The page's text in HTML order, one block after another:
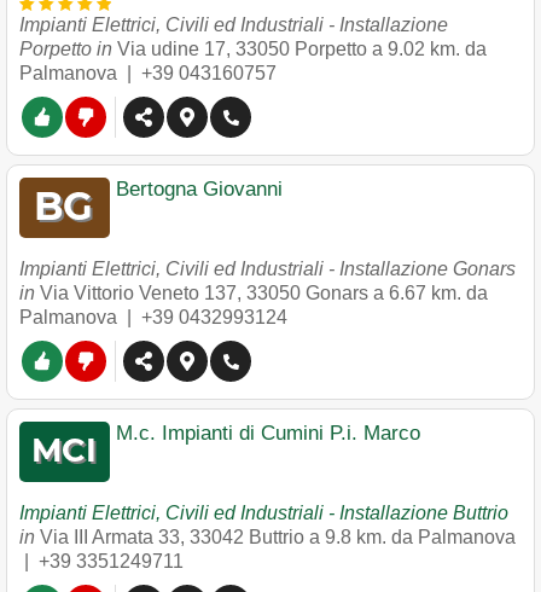
Impianti Elettrici, Civili ed Industriali - Installazione
Porpetto in Via udine 17, 33050 Porpetto a 9.02 km. da
Palmanova | +39 043160757
Bertogna Giovanni
Impianti Elettrici, Civili ed Industriali - Installazione Gonars
in Via Vittorio Veneto 137, 33050 Gonars a 6.67 km. da
Palmanova | +39 0432993124
M.c. Impianti di Cumini P.i. Marco
Impianti Elettrici, Civili ed Industriali - Installazione Buttrio
in Via III Armata 33, 33042 Buttrio a 9.8 km. da Palmanova
+39 3351249711